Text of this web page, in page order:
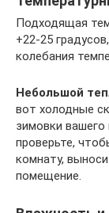
Подходящая
+22-25
колебания
Небольшой
вот холодные
зимовки
проверьте,
комнату,
помещение.